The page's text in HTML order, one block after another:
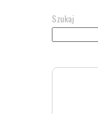
Szukaj